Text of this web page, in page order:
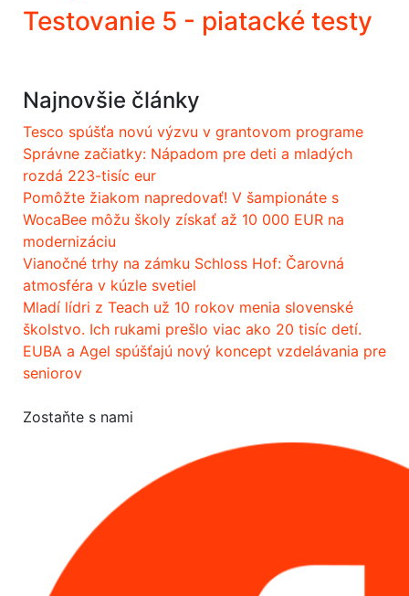
Testovanie 5 - piatacké testy
Najnovšie články
Tesco spúšťa novú výzvu v grantovom programe
Správne začiatky: Nápadom pre deti a mladých
rozdá 223-tisíc eur
Pomôžte žiakom napredovať! V šampionáte s
WocaBee môžu školy získať až 10 000 EUR na
modernizáciu
Vianočné trhy na zámku Schloss Hof: Čarovná
atmosféra v kúzle svetiel
Mladí lídri z Teach už 10 rokov menia slovenské
školstvo. Ich rukami prešlo viac ako 20 tisíc detí.
EUBA a Agel spúšťajú nový koncept vzdelávania pre
seniorov
Zostaňte s nami